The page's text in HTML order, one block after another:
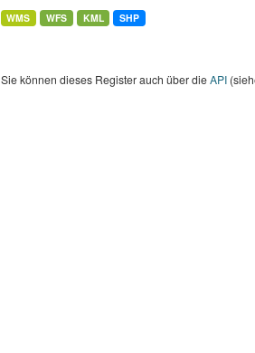
WMS WFS KML SHP
Sie können dieses Register auch über dieAPI